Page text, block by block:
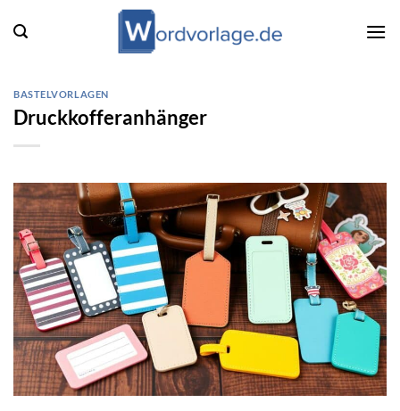
Inhalt
BASTELVORLAGEN
Druckkofferanhänger